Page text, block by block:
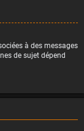
à des messages
de sujet dépend